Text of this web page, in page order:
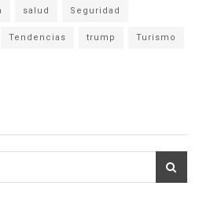
salud Seguridad
Tendencias trump Turismo